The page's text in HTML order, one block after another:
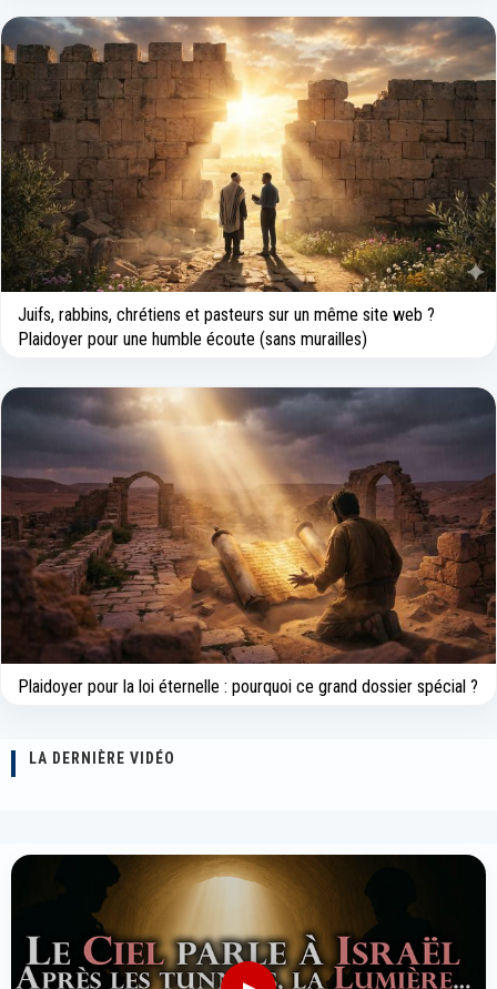
Juifs, rabbins, chrétiens et pasteurs sur un même site web ?
Plaidoyer pour une humble écoute (sans murailles)
Plaidoyer pour la loi éternelle : pourquoi ce grand dossier spécial ?
LA DERNIÈRE VIDÉO